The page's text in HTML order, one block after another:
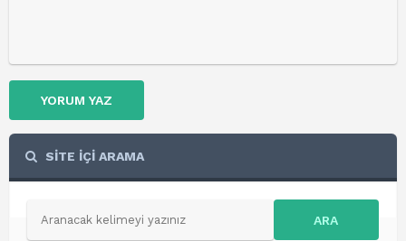
YORUM YAZ
SİTE İÇİ ARAMA
ARA